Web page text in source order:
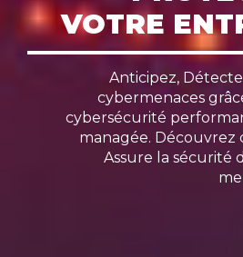
VOTRE
Anticipez,
cybermenaces
cybersécurité
managée. Découvrez
Assure la sécurité